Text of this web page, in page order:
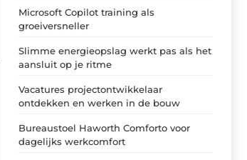
Microsoft Copilot training als
groeiversneller
Slimme energieopslag werkt pas als het
aansluit op je ritme
Vacatures projectontwikkelaar
ontdekken en werken in de bouw
Bureaustoel Haworth Comforto voor
dagelijks werkcomfort